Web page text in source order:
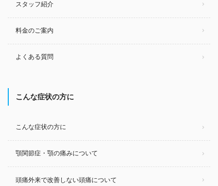
スタッフ紹介
料金のご案内
よくある質問
こんな症状の方に
こんな症状の方に
顎関節症・顎の痛みについて
頭痛外来で改善しない頭痛について